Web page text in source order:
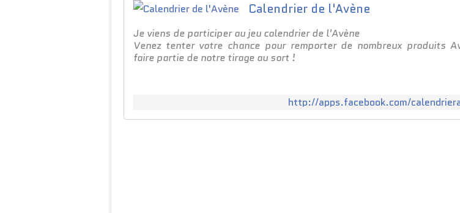
Calendrier de l'Avène
Je viens de participer au jeu calendrier de l'Avène
Venez tenter votre chance pour remporter de nombreux produits
faire partie de notre tirage au sort !
http://apps.facebook.com/